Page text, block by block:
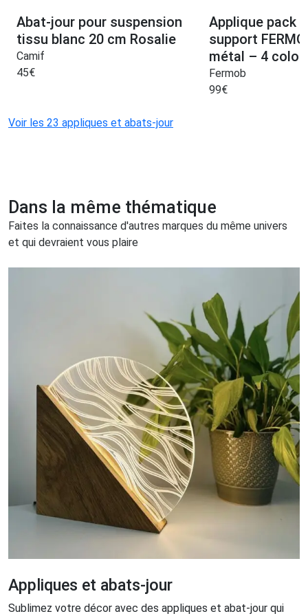
Abat-jour pour suspension
tissu blanc 20 cm Rosalie
Camif
45€
Applique pack
support
métal – 4
Fermob
99€
Voir les 23 appliques et abats-jour
Dans la même thématique
Faites la connaissance d'autres marques du même univers
et qui devraient vous plaire
Appliques et abats-jour
Sublimez votre décor avec des appliques et abat-jour qui